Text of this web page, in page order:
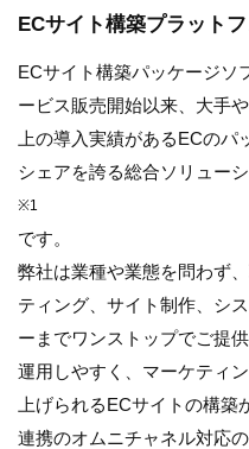
ECサイト構築プラット
ECサイト構築パッケージソ
ービス販売開始以来、大手
上の導入実績があるECの
シェアを誇る総合ソリュー
※1
です。
弊社は業種や業態を問わず
ティング、サイト制作、シ
ーまでワンストップでご提供
運用しやすく、マーケティ
上げられるECサイトの構
連携のオムニチャネル対応